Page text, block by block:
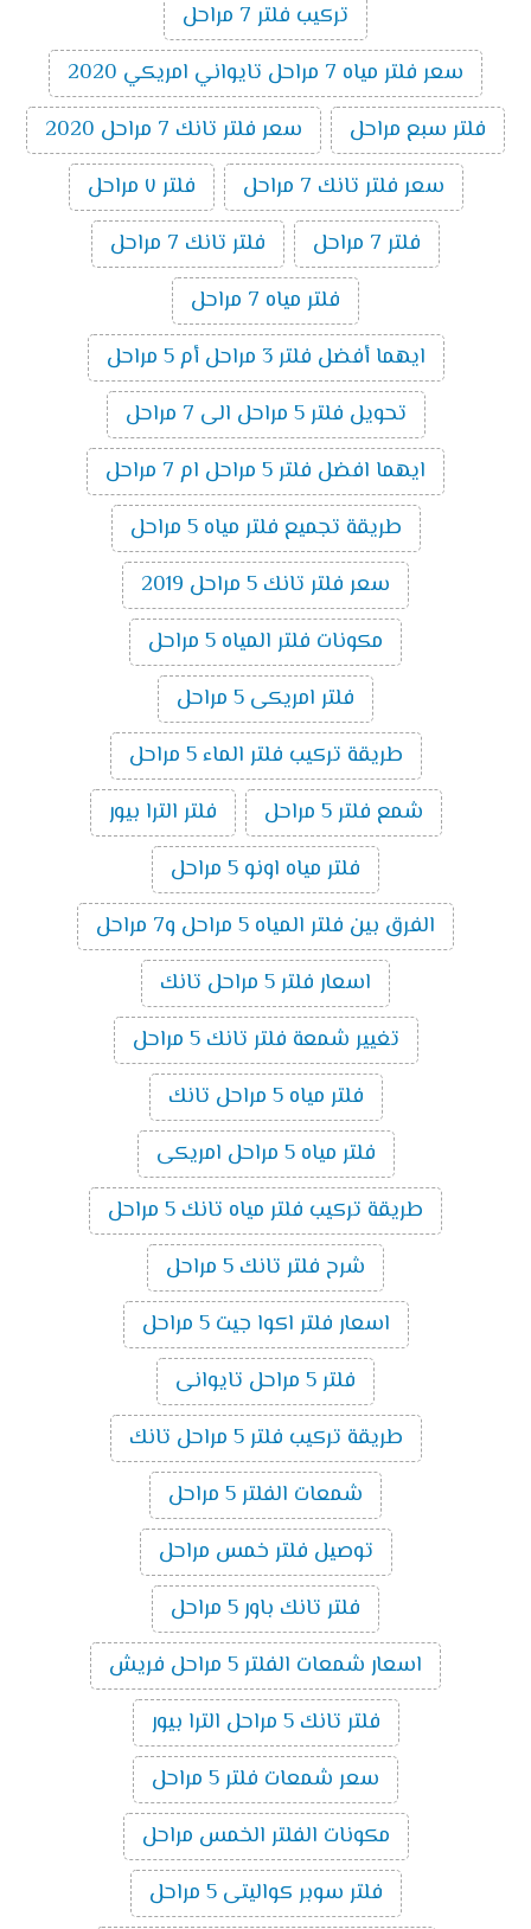
تركيب فلتر 7 مراحل
سعر فلتر مياه 7 مراحل تايواني امريكي 2020
فلتر سبع مراحل
سعر فلتر تانك 7 مراحل 2020
سعر فلتر تانك 7 مراحل
فلتر ٧ مراحل
فلتر 7 مراحل
فلتر تانك 7 مراحل
فلتر مياه 7 مراحل
ايهما أفضل فلتر 3 مراحل أم 5 مراحل
تحويل فلتر 5 مراحل الى 7 مراحل
ايهما افضل فلتر 5 مراحل ام 7 مراحل
طريقة تجميع فلتر مياه 5 مراحل
سعر فلتر تانك 5 مراحل 2019
مكونات فلتر المياه 5 مراحل
فلتر امريكى 5 مراحل
طريقة تركيب فلتر الماء 5 مراحل
شمع فلتر 5 مراحل
فلتر الترا بيور
فلتر مياه اونو 5 مراحل
الفرق بين فلتر المياه 5 مراحل و7 مراحل
اسعار فلتر 5 مراحل تانك
تغيير شمعة فلتر تانك 5 مراحل
فلتر مياه 5 مراحل تانك
فلتر مياه 5 مراحل امريكى
طريقة تركيب فلتر مياه تانك 5 مراحل
شرح فلتر تانك 5 مراحل
اسعار فلتر اكوا جيت 5 مراحل
فلتر 5 مراحل تايوانى
طريقة تركيب فلتر 5 مراحل تانك
شمعات الفلتر 5 مراحل
توصيل فلتر خمس مراحل
فلتر تانك باور 5 مراحل
اسعار شمعات الفلتر 5 مراحل فريش
فلتر تانك 5 مراحل الترا بيور
سعر شمعات فلتر 5 مراحل
مكونات الفلتر الخمس مراحل
فلتر سوبر كواليتى 5 مراحل